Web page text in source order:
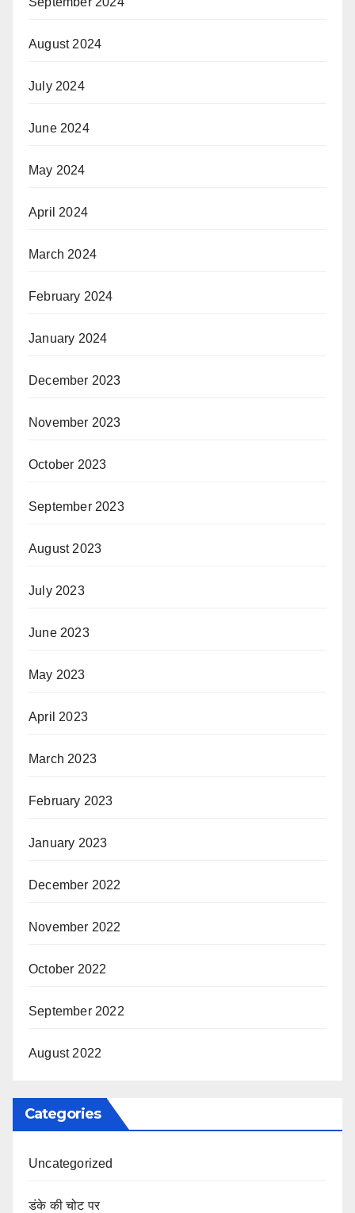
August 2024
July 2024
June 2024
May 2024
April 2024
March 2024
February 2024
January 2024
December 2023
November 2023
October 2023
September 2023
August 2023
July 2023
June 2023
May 2023
April 2023
March 2023
February 2023
January 2023
December 2022
November 2022
October 2022
September 2022
August 2022
Categories
Uncategorized
डंके की चोट पर